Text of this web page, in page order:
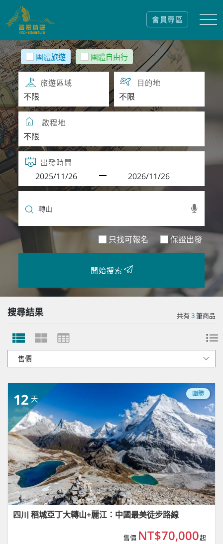
會員專區
團體旅遊 團體自由行
旅遊區域 目的地
啟程地
出發時間
只找可報名 保證出發
開始搜索
搜尋結果 共有3筆商品
12 天
團體
四川 稻城亞丁大轉山+麗江：中國最美徒步路線
售價 NT$70,000起